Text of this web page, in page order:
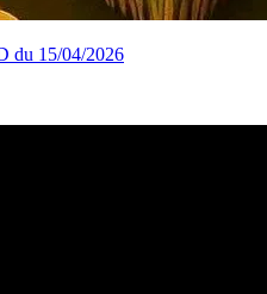
du 15/04/2026